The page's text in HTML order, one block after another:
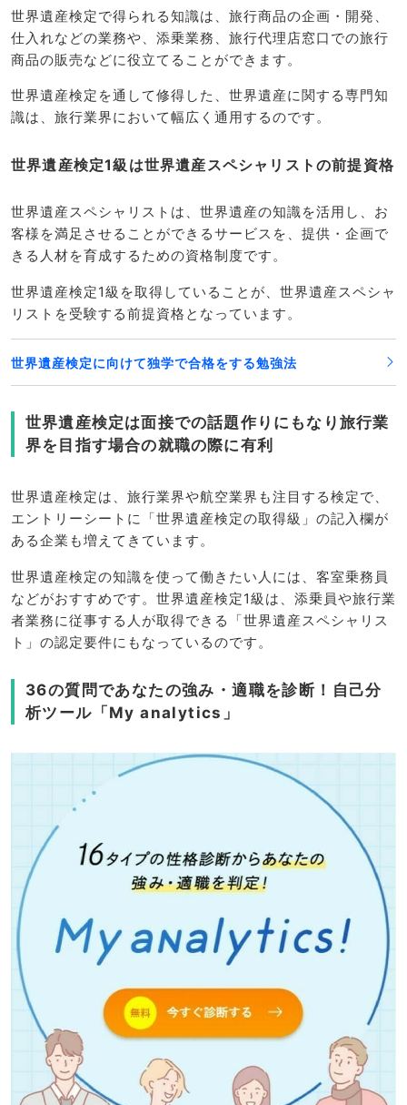
世界遺産検定で得られる知識は、旅行商品の企画・開発、
仕入れなどの業務や、添乗業務、旅行代理店窓口での旅行
商品の販売などに役立てることができます。
世界遺産検定を通して修得した、世界遺産に関する専門知
識は、旅行業界において幅広く通用するのです。
世界遺産検定1級は世界遺産スペシャリストの前提資格
世界遺産スペシャリストは、世界遺産の知識を活用し、お
客様を満足させることができるサービスを、提供・企画で
きる人材を育成するための資格制度です。
世界遺産検定1級を取得していることが、世界遺産スペシャ
リストを受験する前提資格となっています。
世界遺産検定に向けて独学で合格をする勉強法
世界遺産検定は面接での話題作りにもなり旅行業
界を目指す場合の就職の際に有利
世界遺産検定は、旅行業界や航空業界も注目する検定で、
エントリーシートに「世界遺産検定の取得級」の記入欄が
ある企業も増えてきています。
世界遺産検定の知識を使って働きたい人には、客室乗務員
などがおすすめです。世界遺産検定1級は、添乗員や旅行業
者業務に従事する人が取得できる「世界遺産スペシャリス
ト」の認定要件にもなっているのです。
36の質問であなたの強み・適職を診断！自己分
析ツール「My analytics」